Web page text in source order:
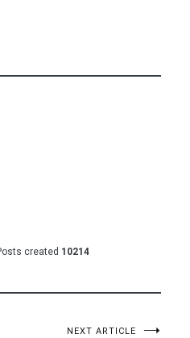
created 10214
NEXT ARTICLE